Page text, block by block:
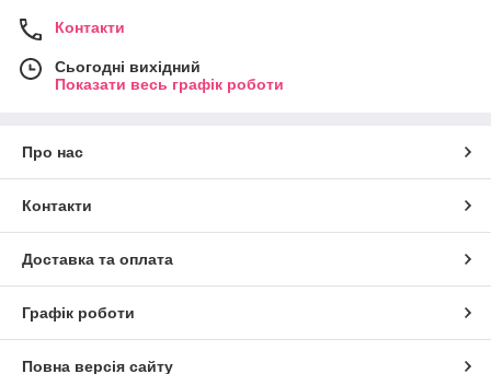
Контакти
Сьогодні вихідний
Показати весь графік роботи
Про нас
Контакти
Доставка та оплата
Графік роботи
Повна версія сайту